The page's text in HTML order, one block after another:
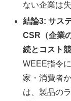
ない企業は
結論3: サス
CSR（企業
続とコスト
WEEE指令
家・消費者
は、製品の